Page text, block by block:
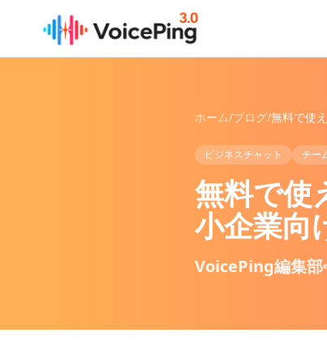
ホーム/ブログ/
ビジネスチャット チー
無料で使
小企業向
VoicePing編集部